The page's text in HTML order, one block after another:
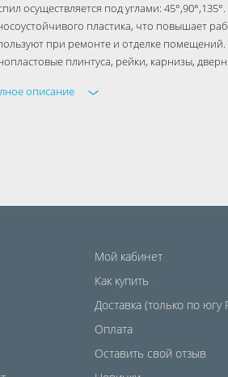
осуществляется под углами:
пластика, что повышает
при ремонте и отделке
плинтуса, рейки, карнизы,
описание
Мой кабинет
Как купить
Доставка (только по югу
Оплата
Оставить свой отзыв